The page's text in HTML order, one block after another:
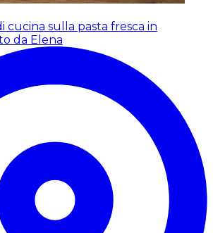
cucina sulla pasta fresca in
da Elena